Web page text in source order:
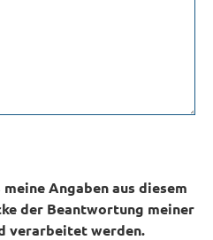
Angaben aus diesem
der Beantwortung meiner
verarbeitet werden.